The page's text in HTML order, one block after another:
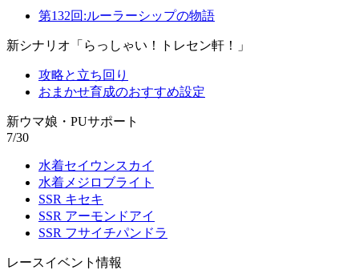
第132回:ルーラーシップの物語
新シナリオ「らっしゃい！トレセン軒！」
攻略と立ち回り
おまかせ育成のおすすめ設定
新ウマ娘・PUサポート
7/30
水着セイウンスカイ
水着メジロブライト
SSR キセキ
SSR アーモンドアイ
SSR フサイチパンドラ
レースイベント情報